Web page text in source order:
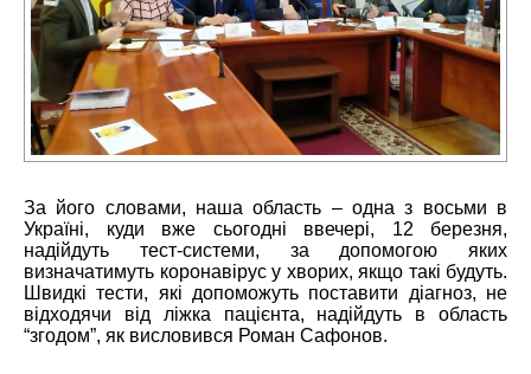
За його словами, наша область – одна з восьми в
Україні, куди вже сьогодні ввечері, 12 березня,
надійдуть тест-системи, за допомогою яких
визначатимуть коронавірус у хворих, якщо такі будуть.
Швидкі тести, які допоможуть поставити діагноз, не
відходячи від ліжка пацієнта, надійдуть в область
“згодом”, як висловився Роман Сафонов.